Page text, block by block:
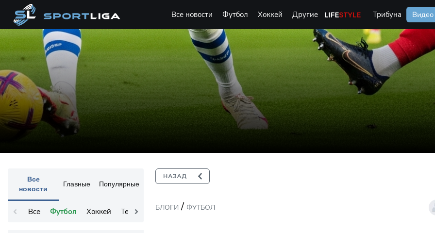
Все новости Футбол Хоккей Другие Life Style Трибуна Видео
Все
новости
Главные Популярные
Все Футбол Хоккей Теннис Остальное
БЛОГИ / ФУТБОЛ